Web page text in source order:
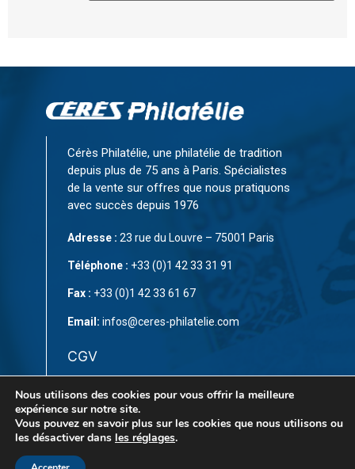
Cérès Philatélie, une philatélie de tradition
depuis plus de 75 ans à Paris. Spécialistes
de la vente sur offres que nous pratiquons
avec succès depuis 1976
Adresse : 23 rue du Louvre – 75001 Paris
Téléphone : +33 (0)1 42 33 31 91
Fax : +33 (0)1 42 33 61 67
Email: infos@ceres-philatelie.com
CGV
Mentions légales
Contact
Nous utilisons des cookies pour vous offrir la meilleure
expérience sur notre site.
Vous pouvez en savoir plus sur les cookies que nous utilisons ou
les désactiver dans les réglages.